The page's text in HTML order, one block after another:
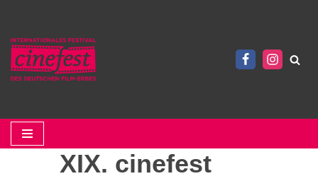
Zum
Inhalt
springen
XIX. cinefest